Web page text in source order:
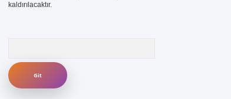
kaldırılacaktır.